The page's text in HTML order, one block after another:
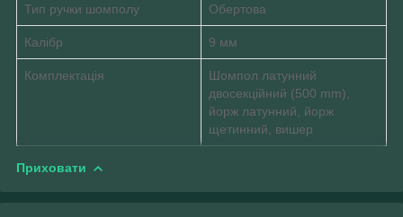
Тип ручки шомполу Обертова
Калібр 9 мм
Комплектація
Шомпол латунний
двосекційний (500 mm),
йорж латунний, йорж
щетинний, вишер
Приховати